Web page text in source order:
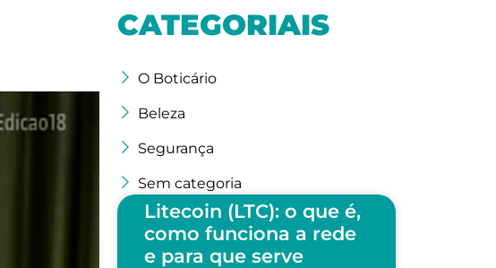
CATEGORIAIS
O Boticário
Beleza
Segurança
Sem categoria
Litecoin (LTC): o que é,
como funciona a rede
e para que serve